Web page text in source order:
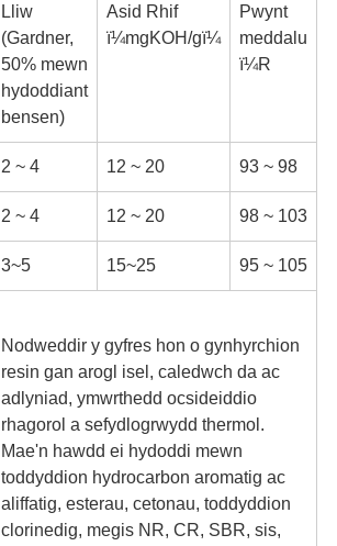
Lliw
(Gardner,
50% mewn
hydoddiant
bensen)
Asid Rhif
ï¼mgKOH/gï¼
Pwynt
meddalu
ï¼R
2 ~ 4 12 ~ 20 93 ~ 98
2 ~ 4 12 ~ 20 98 ~ 103
3~5 15~25 95 ~ 105
Nodweddir y gyfres hon o gynhyrchion
resin gan arogl isel, caledwch da ac
adlyniad, ymwrthedd ocsideiddio
rhagorol a sefydlogrwydd thermol.
Mae'n hawdd ei hydoddi mewn
toddyddion hydrocarbon aromatig ac
aliffatig, esterau, cetonau, toddyddion
clorinedig, megis NR, CR, SBR, sis,